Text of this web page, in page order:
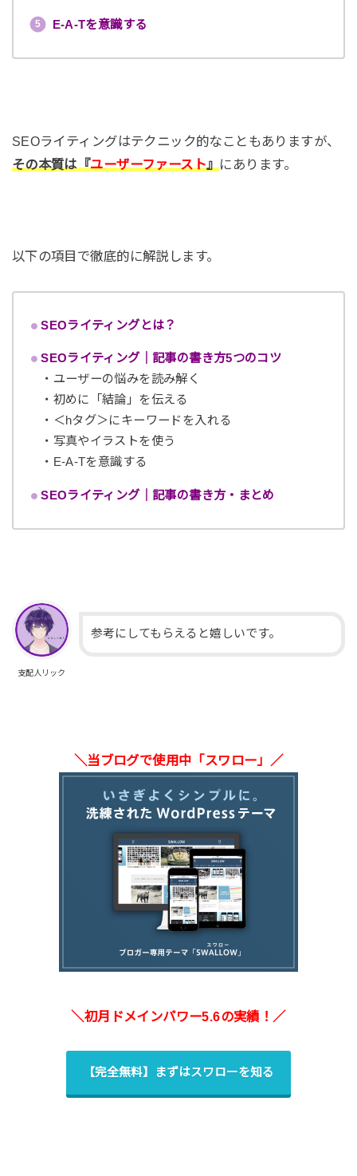
E-A-Tを意識する
SEOライティングはテクニック的なこともありますが、
その本質は『ユーザーファースト』にあります。
以下の項目で徹底的に解説します。
SEOライティングとは？
SEOライティング｜記事の書き方5つのコツ
・ユーザーの悩みを読み解く
・初めに「結論」を伝える
・＜hタグ＞にキーワードを入れる
・写真やイラストを使う
・E-A-Tを意識する
SEOライティング｜記事の書き方・まとめ
支配人リック
参考にしてもらえると嬉しいです。
＼当ブログで使用中「スワロー」／
＼初月ドメインパワー5.6の実績！／
【完全無料】まずはスワローを知る